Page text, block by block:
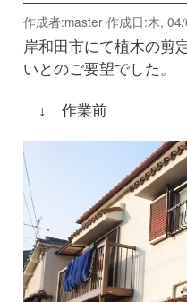
作成者:master 作成日:木,
岸和田市にて植木の剪
いとのご要望でした。
↓ 作業前